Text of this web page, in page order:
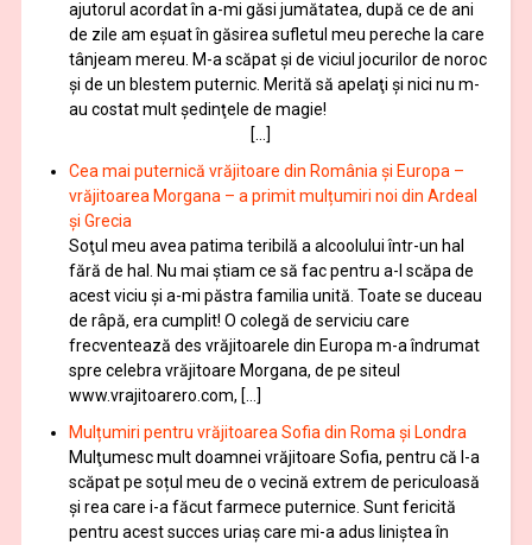
ajutorul acordat în a-mi găsi jumătatea, după ce de ani
de zile am eşuat în găsirea sufletul meu pereche la care
tânjeam mereu. M-a scăpat şi de viciul jocurilor de noroc
şi de un blestem puternic. Merită să apelaţi şi nici nu m-
au costat mult şedinţele de magie!
[…]
Cea mai puternică vrăjitoare din România și Europa –
vrăjitoarea Morgana – a primit mulțumiri noi din Ardeal
și Grecia
Soţul meu avea patima teribilă a alcoolului într-un hal
fără de hal. Nu mai ştiam ce să fac pentru a-l scăpa de
acest viciu şi a-mi păstra familia unită. Toate se duceau
de râpă, era cumplit! O colegă de serviciu care
frecventează des vrăjitoarele din Europa m-a îndrumat
spre celebra vrăjitoare Morgana, de pe siteul
www.vrajitoarero.com, […]
Mulțumiri pentru vrăjitoarea Sofia din Roma și Londra
Mulţumesc mult doamnei vrăjitoare Sofia, pentru că l-a
scăpat pe soțul meu de o vecină extrem de periculoasă
și rea care i-a făcut farmece puternice. Sunt fericită
pentru acest succes uriaș care mi-a adus liniștea în